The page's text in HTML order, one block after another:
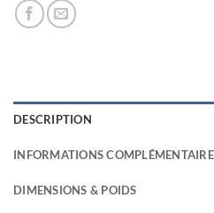
DESCRIPTION
INFORMATIONS
DIMENSIONS & POIDS